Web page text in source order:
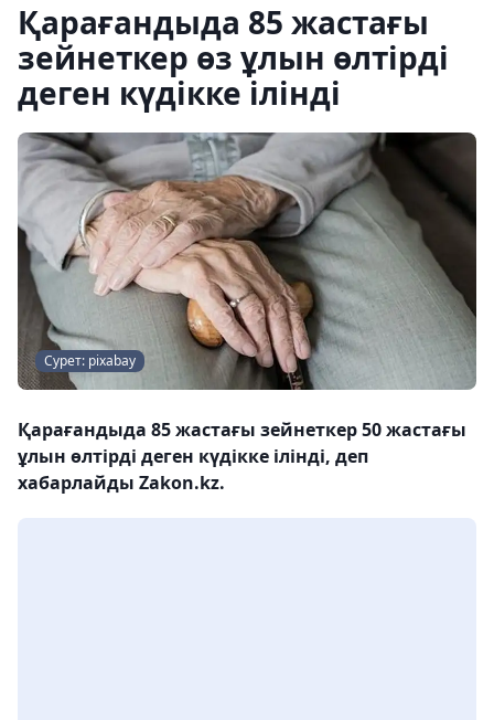
Қарағандыда 85 жастағы
зейнеткер өз ұлын өлтірді
деген күдікке ілінді
Сурет: pixabay
Қарағандыда 85 жастағы зейнеткер 50 жастағы
ұлын өлтірді деген күдікке ілінді, деп
хабарлайды Zakon.kz.